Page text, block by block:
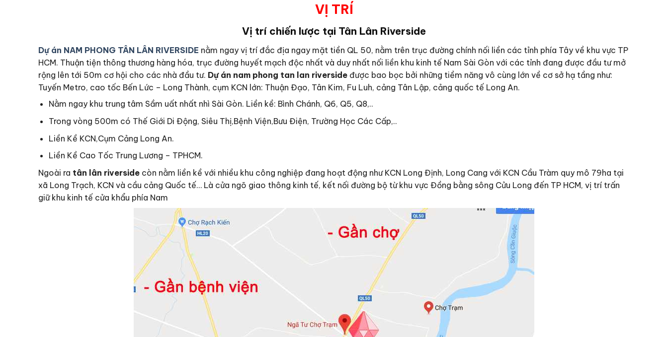
VỊ TRÍ
Vị trí chiến lược tại Tân Lân Riverside
Dự án NAM PHONG TÂN LÂN RIVERSIDE nằm ngay vị trí đắc địa ngay mặt tiền QL 50, nằm trên trục đường chính nối liền các tỉnh phía Tây về khu vực TP
HCM. Thuận tiện thông thương hàng hóa, trục đường huyết mạch độc nhất và duy nhất nối liền khu kinh tế Nam Sài Gòn với các tỉnh đang được đầu tư mở
rộng lên tới 50m cơ hội cho các nhà đầu tư. Dự án nam phong tan lan riversid e được bao bọc bởi những tiềm năng vô cùng lớn về cơ sở hạ tầng như:
Tuyến Metro, cao tốc Bến Lức – Long Thành, cụm KCN lớn: Thuận Đạo, Tân Kim, Fu Luh, cảng Tân Lập, cảng quốc tế Long An.
Nằm ngay khu trung tâm Sầm uất nhất nhì Sài Gòn. Liền kề: Bình Chánh, Q6, Q5, Q8,..
Trong vòng 500m có Thế Giới Di Động, Siêu Thị,Bệnh Viện,Bưu Điện, Trường Học Các Cấp,..
Liền Kề KCN,Cụm Cảng Long An.
Liền Kề Cao Tốc Trung Lương – TPHCM.
Ngoài ra tân lân riverside còn nằm liền kề với nhiều khu công nghiệp đang hoạt động như KCN Long Định, Long Cang với KCN Cầu Tràm quy mô 79ha tại
xã Long Trạch, KCN và cầu cảng Quốc tế… Là cửa ngõ giao thông kinh tế, kết nối đường bộ từ khu vực Đồng bằng sông Cửu Long đến TP HCM, vị trí trấn
giữ khu kinh tế cửa khẩu phía Nam